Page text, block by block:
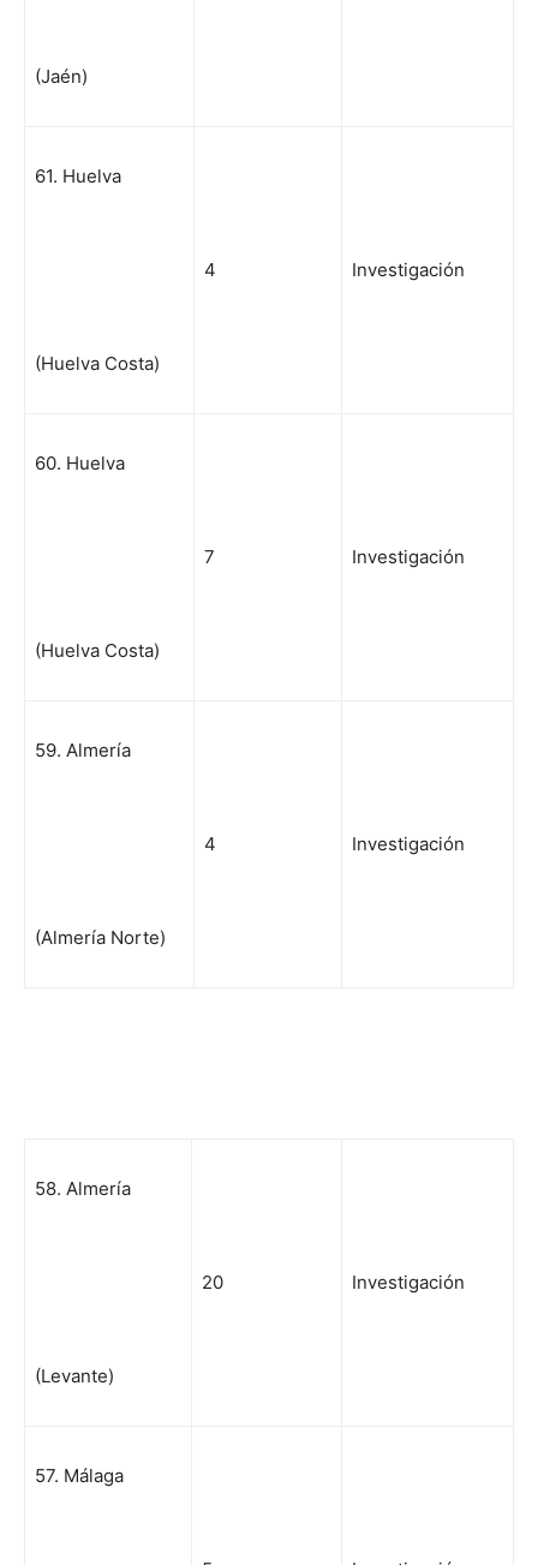
(Jaén)
61. Huelva
(Huelva Costa)
4 Investigación
60. Huelva
(Huelva Costa)
7 Investigación
59. Almería
(Almería Norte)
4 Investigación
58. Almería
(Levante)
20 Investigación
57. Málaga